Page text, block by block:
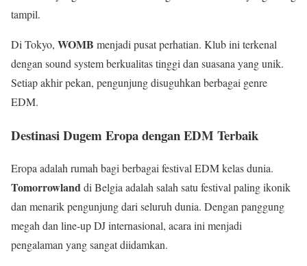
tampil.
Di Tokyo, WOMB menjadi pusat perhatian. Klub ini terkenal
dengan sound system berkualitas tinggi dan suasana yang unik.
Setiap akhir pekan, pengunjung disuguhkan berbagai genre
EDM.
Destinasi Dugem Eropa dengan EDM Terbaik
Eropa adalah rumah bagi berbagai festival EDM kelas dunia.
Tomorrowlanddi Belgia adalah salah satu festival paling ikonik
dan menarik pengunjung dari seluruh dunia. Dengan panggung
megah dan line-up DJ internasional, acara ini menjadi
pengalaman yang sangat diidamkan.